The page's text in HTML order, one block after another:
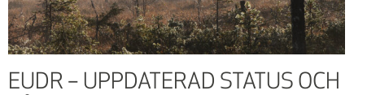
EUDR – UPPDATERAD STATUS OCH